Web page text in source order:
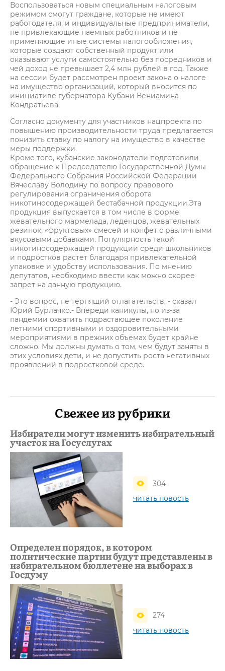
Воспользоваться новым специальным налоговым
режимом смогут граждане, которые не имеют
работодателя, и индивидуальные предприниматели,
не привлекающие наемных работников и не
применяющие иные системы налогообложения,
которые создают собственный продукт или
оказывают услуги самостоятельно без посредников и
чей доход не превышает 2,4 млн рублей в год. Также
на сессии будет рассмотрен проект закона о налоге
на имущество организаций, который вносится по
инициативе губернатора Кубани Вениамина
Кондратьева.
Согласно документу для участников нацпроекта по
повышению производительности труда предлагается
понизить ставку по налогу на имущество в качестве
меры поддержки.
Кроме того, кубанские законодатели подготовили
обращение к Председателю Государственной Думы
Федерального Собрания Российской Федерации
Вячеславу Володину по вопросу правового
регулирования ограничения оборота
никотиносодержащей бестабачной продукции.Эта
продукция выпускается в том числе в форме
жевательного мармелада, леденцов, жевательных
резинок, «фруктовых» смесей и конфет с различными
вкусовыми добавками. Популярность такой
никотиносодержащей продукции среди школьников
и подростков растет благодаря привлекательной
упаковке и удобству использования. По мнению
депутатов, необходимо ввести как можно скорее
запрет на данную продукцию.
- Это вопрос, не терпящий отлагательств, - сказал
Юрий Бурлачко.- Впереди каникулы, но из-за
пандемии охватить подрастающее поколение
летними спортивными и оздоровительными
мероприятиями в прежних объемах будет крайне
сложно. Мы должны думать о том, чем будут заняты в
этих условиях дети, и не допустить роста негативных
проявлений в подростковой среде.
Свежее из рубрики
Избиратели могут изменить избирательный
участок на Госуслугах
304
читать новость
Определен порядок, в котором
политические партии будут представлены в
избирательном бюллетене на выборах в
Госдуму
274
читать новость